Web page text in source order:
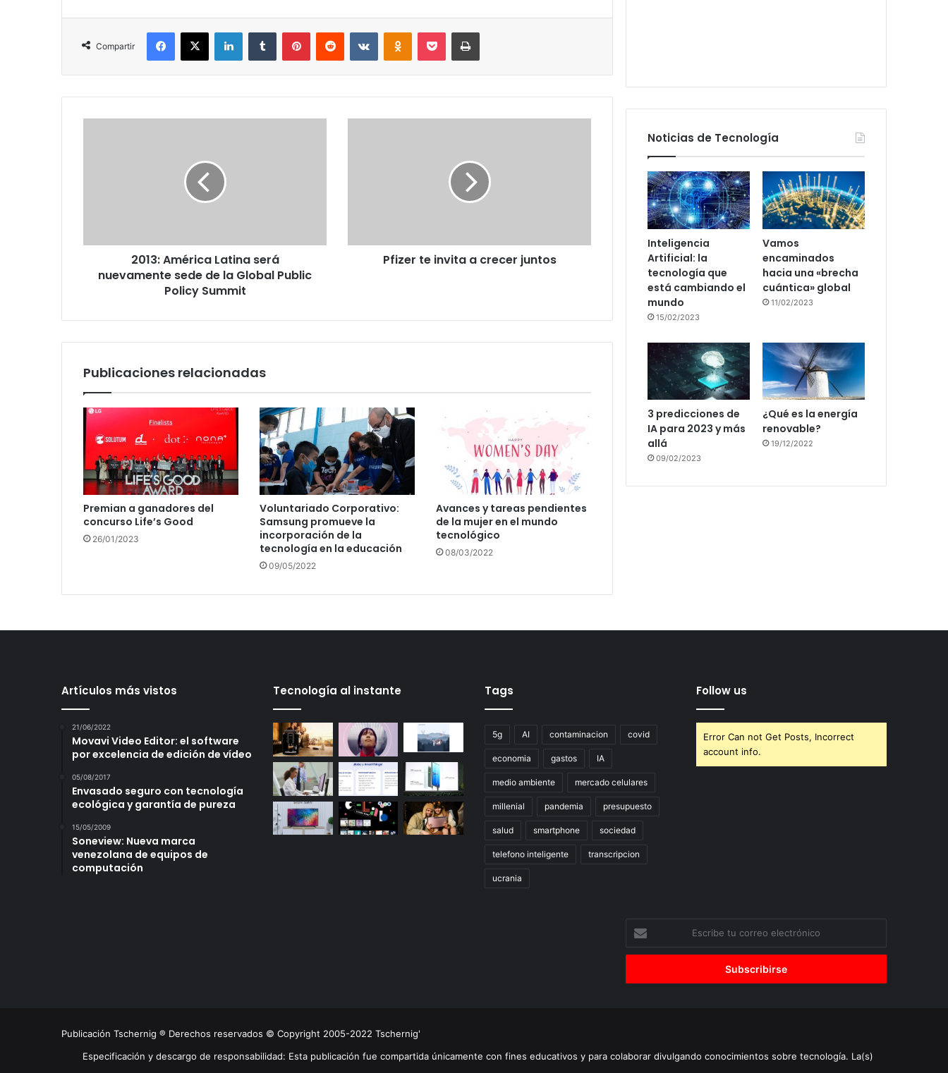
Compartir
Facebook
X LinkedInTumblr PinterestReddit VKontakteOdnoklassniki
Pocket Imprimir
Global
Policy
2013: América Latina será
nuevamente sede de la Global Public
Policy Summit
Pfizer te invita a crecer juntos
Publicaciones relacionadas
Premian a ganadores del
concurso Life’s Good
26/01/2023
Voluntariado Corporativo:
Samsung promueve la
incorporación de la
tecnología en la educación
09/05/2022
Avances y tareas pendientes
de la mujer en el mundo
tecnológico
08/03/2022
Noticias de Tecnología
Inteligencia
Artificial: la
tecnología que
está cambiando el
mundo
15/02/2023
Vamos
encaminados
hacia una «brecha
cuántica» global
11/02/2023
3 predicciones de
IA para 2023 y más
allá
09/02/2023
¿Qué es la energía
renovable?
19/12/2022
Artículos más vistos
21/06/2022
Movavi Video Editor: el software
por excelencia de edición de vídeo
05/08/2017
Envasado seguro con tecnología
ecológica y garantía de pureza
15/05/2009
Soneview: Nueva marca
venezolana de equipos de
computación
Tecnología al instante Tags
5g AI contaminacion covid
economia gastos IA
medio ambiente mercado celulares
millenial pandemia presupuesto
salud smartphone sociedad
telefono inteligente transcripcion
ucrania
Follow us
Error Can not Get Posts, Incorrect
account info.
correo
Publicación Tschernig ® Derechos reservados © Copyright 2005-2022 Tschernig'
Especificación y descargo de responsabilidad: Esta publicación fue compartida únicamente con fines educativos y para colaborar divulgando conocimientos sobre tecnología. La(s)